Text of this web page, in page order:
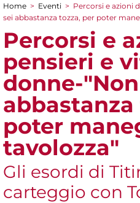
Tu sei qui
Home > Eventi > Percorsi e azioni
sei abbastanza tozza, per poter
Percorsi e
pensieri e
donne-
abbastanza
poter
tavolozza"
Gli esordi di
carteggio con